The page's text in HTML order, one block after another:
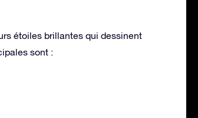
étoiles brillantes qui dessinent
sont :